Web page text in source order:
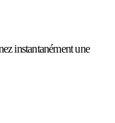
instantanément une